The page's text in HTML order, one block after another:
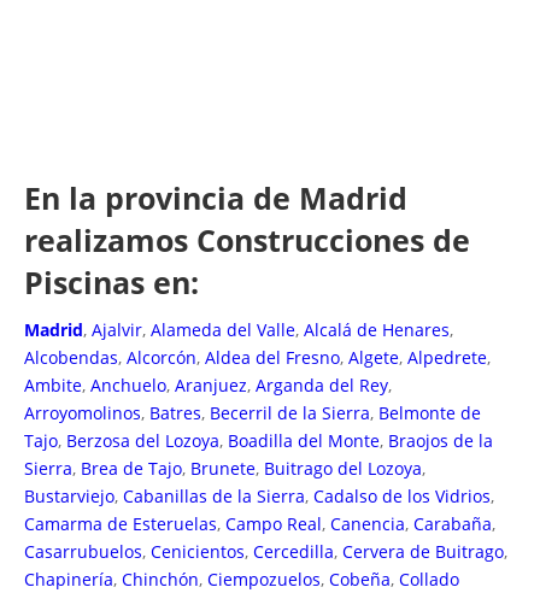
En la provincia de Madrid
realizamos Construcciones de
Piscinas en:
Madrid, Ajalvir, Alameda del Valle, Alcalá de Henares,
Alcobendas, Alcorcón, Aldea del Fresno, Algete, Alpedrete,
Ambite, Anchuelo, Aranjuez, Arganda del Rey,
Arroyomolinos, Batres, Becerril de la Sierra, Belmonte de
Tajo, Berzosa del Lozoya, Boadilla del Monte, Braojos de la
Sierra, Brea de Tajo, Brunete, Buitrago del Lozoya,
Bustarviejo, Cabanillas de la Sierra, Cadalso de los Vidrios,
Camarma de Esteruelas, Campo Real, Canencia, Carabaña,
Casarrubuelos, Cenicientos, Cercedilla, Cervera de Buitrago,
Chapinería, Chinchón, Ciempozuelos, Cobeña, Collado